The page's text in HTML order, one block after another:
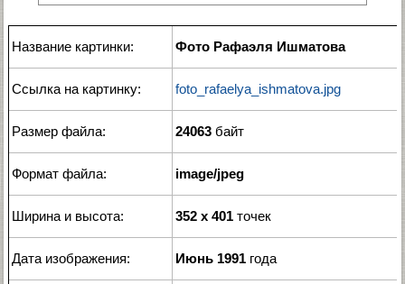
Название картинки: Фото Рафаэля Ишматова
Ссылка на картинку: foto_rafaelya_ishmatova.jpg
Размер файла: 24063 байт
Формат файла: image/jpeg
Ширина и высота: 352 x 401 точек
Дата изображения: Июнь 1991 года